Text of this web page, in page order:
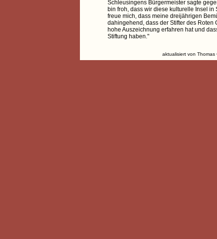
Schleusingens Bürgermeister sagte
bin froh, dass wir diese kulturelle Insel in
freue mich, dass meine dreijährigen
dahingehend, dass der Stifter des Roten
hohe Auszeichnung erfahren hat und
Stiftung haben."
aktualisiert von